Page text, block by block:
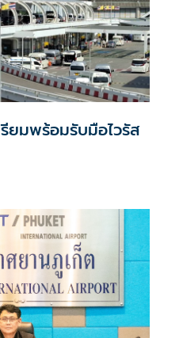
ยมพร้อมรับมือไวรัส